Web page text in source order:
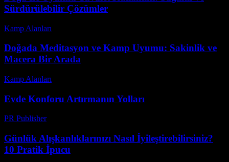
Sürdürülebilir Çözümler
Kamp Alanları
Doğada Meditasyon ve Kamp Uyumu: Sakinlik ve
Macera Bir Arada
Kamp Alanları
Evde Konforu Artırmanın Yolları
PR Publisher-
Günlük Alışkanlıklarınızı Nasıl İyileştirebilirsiniz?
10 Pratik İpucu